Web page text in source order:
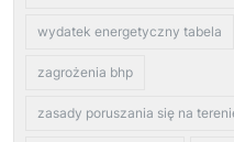
wydatek energetyczny tabela
zagrożenia bhp
zasady poruszania się na